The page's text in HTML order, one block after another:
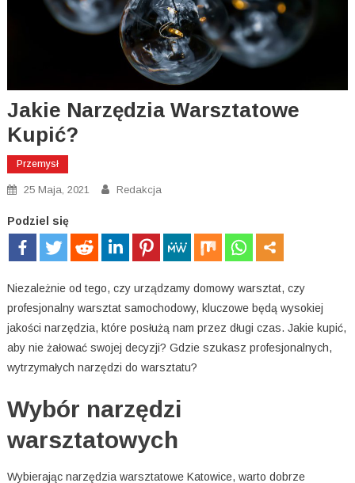
Jakie Narzędzia Warsztatowe
Kupić?
Przemysł
25 Maja, 2021 Redakcja
Podziel się
Niezależnie od tego, czy urządzamy domowy warsztat, czy
profesjonalny warsztat samochodowy, kluczowe będą wysokiej
jakości narzędzia, które posłużą nam przez długi czas. Jakie kupić,
aby nie żałować swojej decyzji? Gdzie szukasz profesjonalnych,
wytrzymałych narzędzi do warsztatu?
Wybór narzędzi
warsztatowych
Wybierając narzędzia warsztatowe Katowice, warto dobrze